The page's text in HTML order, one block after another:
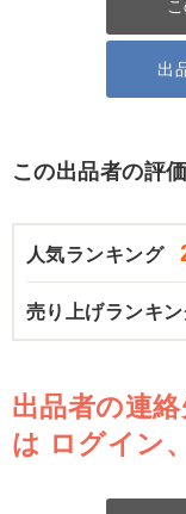
出
この出品者の評価
人気ランキング
売り上げランキ
出品者の連
は ログイン